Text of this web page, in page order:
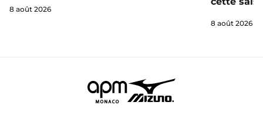
8 août 2026
8 août 2026